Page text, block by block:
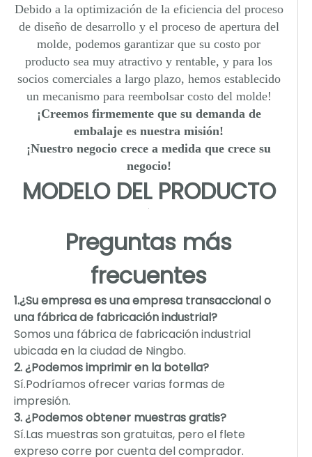
Debido a la optimización de la eficiencia del proceso
de diseño de desarrollo y el proceso de apertura del
molde, podemos garantizar que su costo por
producto sea muy atractivo y rentable, y para los
socios comerciales a largo plazo, hemos establecido
un mecanismo para reembolsar costo del molde!
¡Creemos firmemente que su demanda de
embalaje es nuestra misión!
¡Nuestro negocio crece a medida que crece su
negocio!
MODELO DEL PRODUCTO
Preguntas más
frecuentes
1.¿Su empresa es una empresa transaccional o
una fábrica de fabricación industrial?
Somos una fábrica de fabricación industrial
ubicada en la ciudad de Ningbo.
2. ¿Podemos imprimir en la botella?
Sí.Podríamos ofrecer varias formas de
impresión.
3. ¿Podemos obtener muestras gratis?
Sí.Las muestras son gratuitas, pero el flete
expreso corre por cuenta del comprador.